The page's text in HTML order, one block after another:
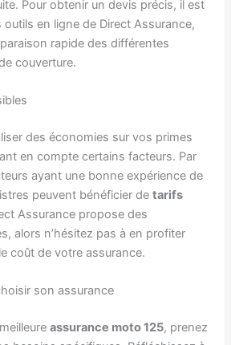
Pour obtenir un devis précis, il est
outils en ligne de Direct Assurance,
rapide des différentes
couverture.
des économies sur vos primes
en compte certains facteurs. Par
ayant une bonne expérience de
peuvent bénéficier detarifs
Assurance propose des
alors n’hésitez pas à en profiter
coût de votre assurance.
son assurance
assurance moto 125, prenez